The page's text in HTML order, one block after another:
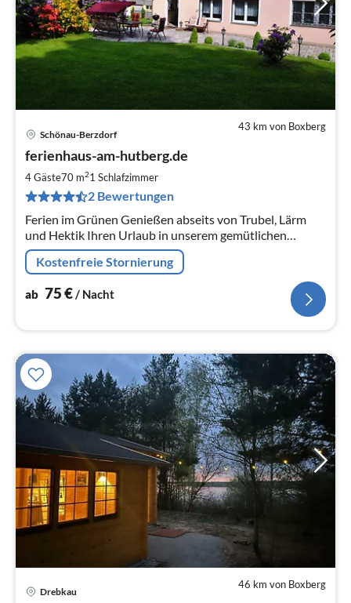
43 km von Boxberg
Schönau-Berzdorf
ferienhaus-am-hutberg.de
4 Gäste70 m21 Schlafzimmer
2 Bewertungen
Ferien im Grünen Genießen abseits von Trubel, Lärm
und Hektik Ihren Urlaub in unserem gemütlichen
Ferienhaus.
Kostenfreie Stornierung
ab 75€/ Nacht
46 km von Boxberg
Drebkau